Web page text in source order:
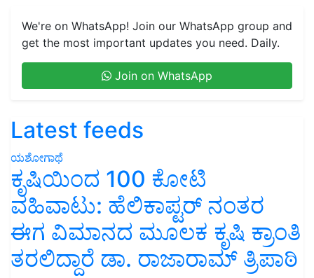
We're on WhatsApp! Join our WhatsApp group and
get the most important updates you need. Daily.
Join on WhatsApp
Latest feeds
ಯಶೋಗಾಥೆ
ಕೃಷಿಯಿಂದ 100 ಕೋಟಿ
ವಹಿವಾಟು: ಹೆಲಿಕಾಪ್ಟರ್ ನಂತರ
ಈಗ ವಿಮಾನದ ಮೂಲಕ ಕೃಷಿ ಕ್ರಾಂತಿ
ತರಲಿದ್ದಾರೆ ಡಾ. ರಾಜಾರಾಮ್ ತ್ರಿಪಾಠಿ